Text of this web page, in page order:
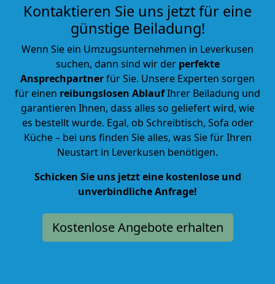
Kontaktieren Sie uns jetzt für eine
günstige Beiladung!
Wenn Sie ein Umzugsunternehmen in Leverkusen
suchen, dann sind wir der perfekte
Ansprechpartnerfür Sie. Unsere Experten sorgen
für einen reibungslosen AblaufIhrer Beiladung und
garantieren Ihnen, dass alles so geliefert wird, wie
es bestellt wurde. Egal, ob Schreibtisch, Sofa oder
Küche – bei uns finden Sie alles, was Sie für Ihren
Neustart in Leverkusen benötigen.
Schicken Sie uns jetzt eine kostenlose und
unverbindliche Anfrage!
Kostenlose Angebote erhalten